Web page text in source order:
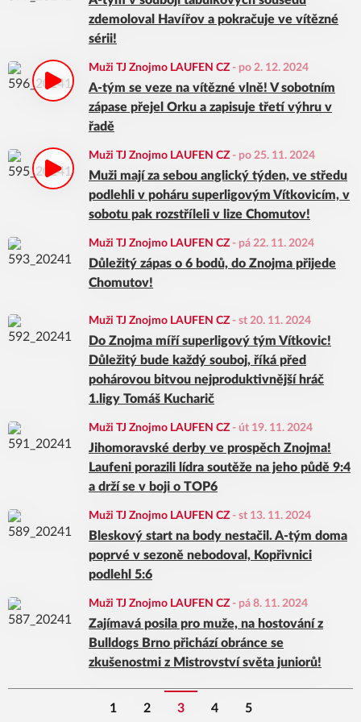
zdemoloval Havířov a pokračuje ve vítězné
sérii!
Muži TJ Znojmo LAUFEN CZ - po 2. 12. 2024
A-tým se veze na vítězné vlně! V sobotním
zápase přejel Orku a zapisuje třetí výhru v
řadě
Muži TJ Znojmo LAUFEN CZ - po 25. 11. 2024
Muži mají za sebou anglický týden, ve středu
podlehli v poháru superligovým Vítkovicím, v
sobotu pak rozstříleli v lize Chomutov!
Muži TJ Znojmo LAUFEN CZ - pá 22. 11. 2024
Důležitý zápas o 6 bodů, do Znojma přijede
Chomutov!
Muži TJ Znojmo LAUFEN CZ - st 20. 11. 2024
Do Znojma míří superligový tým Vítkovic!
Důležitý bude každý souboj, říká před
pohárovou bitvou nejproduktivnější hráč
1.ligy Tomáš Kucharič
Muži TJ Znojmo LAUFEN CZ - út 19. 11. 2024
Jihomoravské derby ve prospěch Znojma!
Laufeni porazili lídra soutěže na jeho půdě 9:4
a drží se v boji o TOP6
Muži TJ Znojmo LAUFEN CZ - st 13. 11. 2024
Bleskový start na body nestačil. A-tým doma
poprvé v sezoně nebodoval, Kopřivnici
podlehl 5:6
Muži TJ Znojmo LAUFEN CZ - pá 8. 11. 2024
Zajímavá posila pro muže, na hostování z
Bulldogs Brno přichází obránce se
zkušenostmi z Mistrovství světa juniorů!
1 2 3 4 5